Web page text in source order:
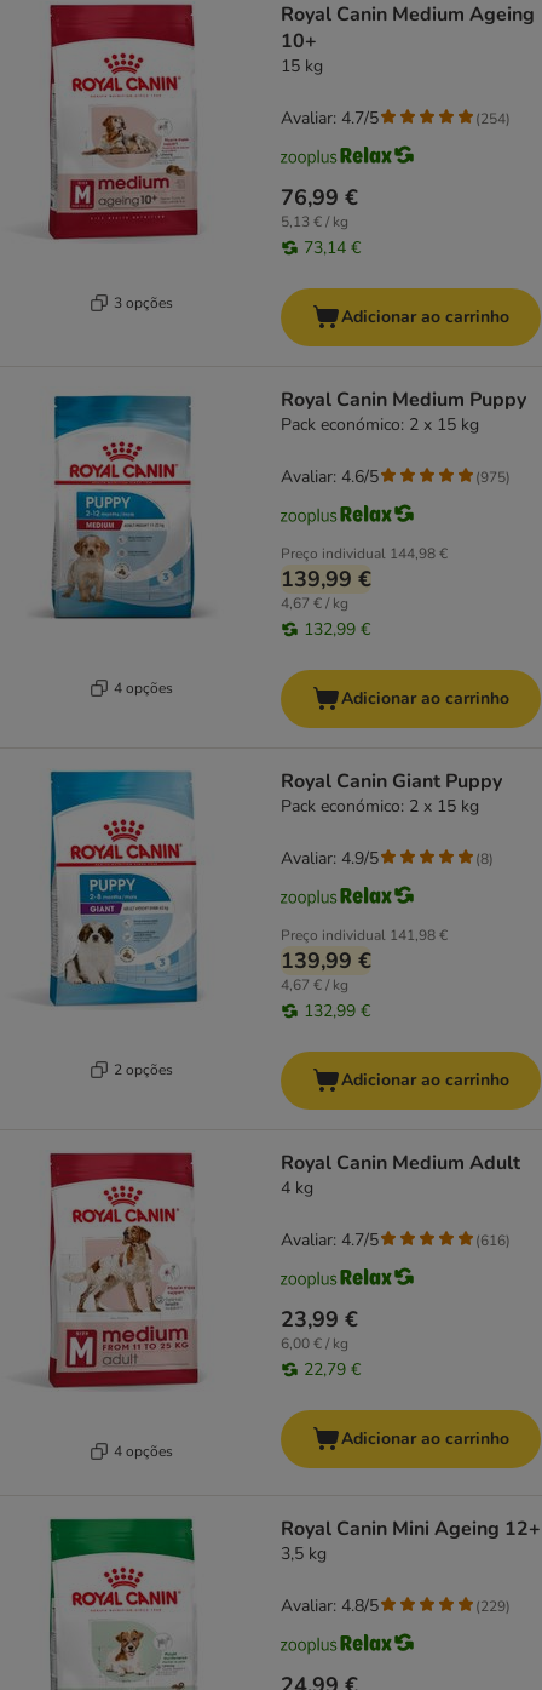
3 opções
Royal Canin Medium Ageing
10+
15 kg
76,99 €
5,13 € / kg
73,14 €
Avaliar: 4.7/5 (254)
Adicionar ao carrinho
4 opções
Royal Canin Medium Puppy
Pack económico: 2 x 15 kg
Preço individual 144,98 €
139,99 €
4,67 € / kg
132,99 €
Avaliar: 4.6/5 (975)
Adicionar ao carrinho
2 opções
Royal Canin Giant Puppy
Pack económico: 2 x 15 kg
Preço individual 141,98 €
139,99 €
4,67 € / kg
132,99 €
Avaliar: 4.9/5 (8)
Adicionar ao carrinho
4 opções
Royal Canin Medium Adult
4 kg
23,99 €
6,00 € / kg
22,79 €
Avaliar: 4.7/5 (616)
Adicionar ao carrinho
Royal Canin Mini Ageing 12+
3,5 kg
Avaliar: 4.8/5 (229)